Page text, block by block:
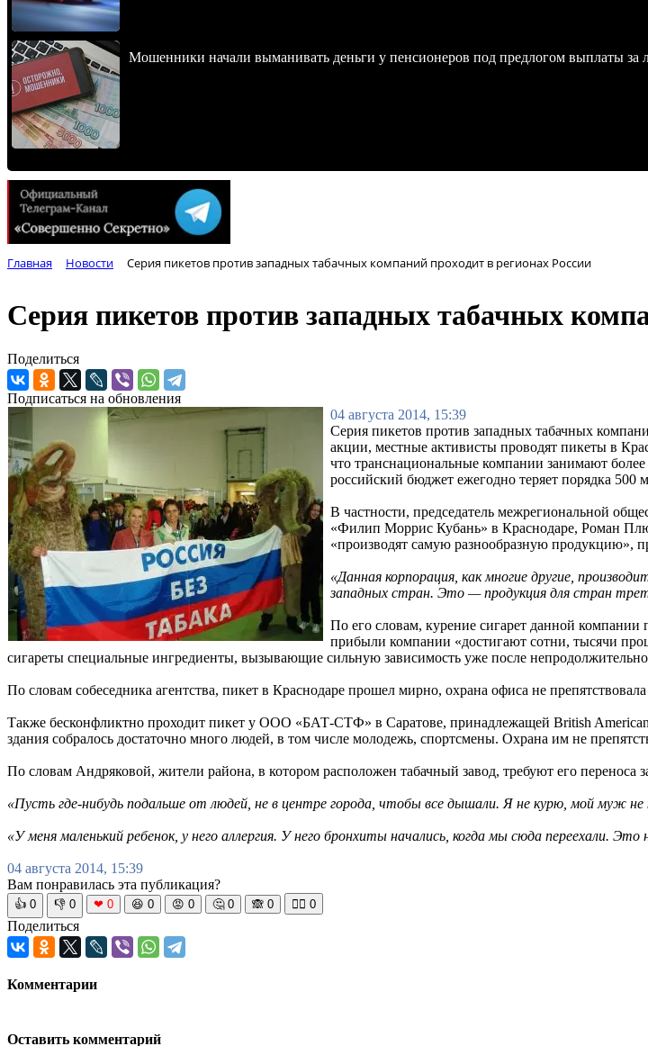
Мошенники начали выманивать деньги у пенсионеров под предлогом выплаты за
Главная Новости Серия пикетов против западных табачных компаний проходит в регионах России
Серия пикетов против западных табачных
Поделиться
Подписаться на обновления
04 августа 2014, 15:39
Серия пикетов против западных табачных
акции, местные активисты проводят пикеты в
что транснациональные компании занимают
российский бюджет ежегодно теряет порядка
В частности, председатель межрегиональной
«Филип Моррис Кубань» в Краснодаре, Роман
«производят самую разнообразную продукцию»,
«Данная корпорация, как многие другие,
западных стран. Это — продукция для стран
По его словам, курение сигарет данной
прибыли компании «достигают сотни, тысячи
сигареты специальные ингредиенты, вызывающие сильную зависимость уже после
По словам собеседника агентства, пикет в Краснодаре прошел мирно, охрана офиса не
Также бесконфликтно проходит пикет у ООО «БАТ-СТФ» в Саратове, принадлежащей British
здания собралось достаточно много людей, в том числе молодежь, спортсмены. Охрана им не
По словам Андряковой, жители района, в котором расположен табачный завод, требуют его переноса
«Пусть где-нибудь подальше от людей, не в центре города, чтобы все дышали. Я не курю, мой муж
«У меня маленький ребенок, у него аллергия. У него бронхиты начались, когда мы сюда переехали.
04 августа 2014, 15:39
Вам понравилась эта публикация?
👍 0 👎 0 ❤ 0 😆 0 😡 0 🤔 0 🙈 0 🧘‍♀️ 0
Поделиться
Комментарии
Оставить комментарий